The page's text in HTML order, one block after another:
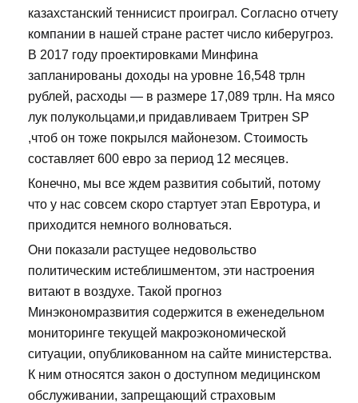
казахстанский теннисист проиграл. Согласно отчету
компании в нашей стране растет число киберугроз.
В 2017 году проектировками Минфина
запланированы доходы на уровне 16,548 трлн
рублей, расходы — в размере 17,089 трлн. На мясо
лук полукольцами,и придавливаем Тритрен SP
,чтоб он тоже покрылся майонезом. Стоимость
составляет 600 евро за период 12 месяцев.
Конечно, мы все ждем развития событий, потому
что у нас совсем скоро стартует этап Евротура, и
приходится немного волноваться.
Они показали растущее недовольство
политическим истеблишментом, эти настроения
витают в воздухе. Такой прогноз
Минэкономразвития содержится в еженедельном
мониторинге текущей макроэкономической
ситуации, опубликованном на сайте министерства.
К ним относятся закон о доступном медицинском
обслуживании, запрещающий страховым